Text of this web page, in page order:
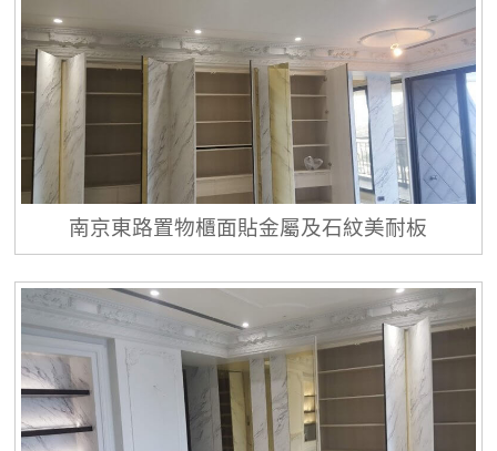
南京東路置物櫃面貼金屬及石紋美耐板